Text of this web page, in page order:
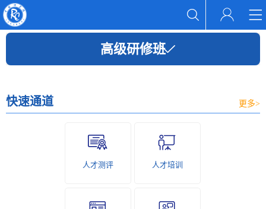
高级研修班
快速通道 更多>
人才测评 人才培训